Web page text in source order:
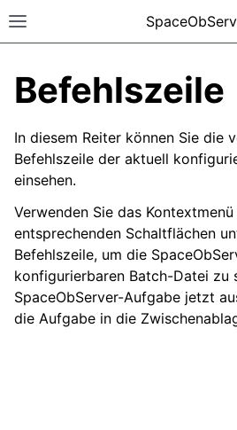
Befehlszeile
In diesem Reiter können Sie die
Befehlszeile der aktuell
einsehen.
Verwenden Sie das
entsprechenden Schaltflächen
Befehlszeile, um die
konfigurierbaren Batch-Datei zu
SpaceObServer-Aufgabe jetzt
die Aufgabe in die